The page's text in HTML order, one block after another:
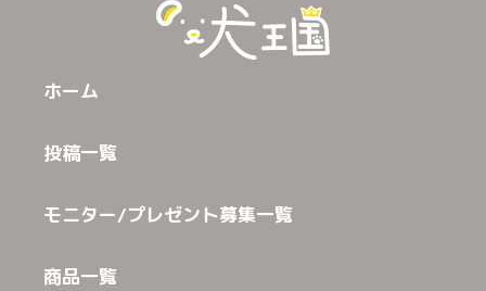
ホーム
投稿一覧
モニター/プレゼント募集一覧
商品一覧